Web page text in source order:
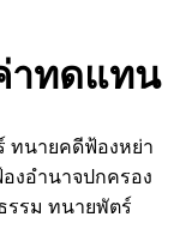
าทดแทน
ทนายคดีฟ้องหย่า
งอำนาจปกครอง
รรม ทนายพัตร์